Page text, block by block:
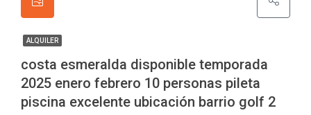
ALQUILER
costa esmeralda disponible temporada
2025 enero febrero 10 personas pileta
piscina excelente ubicación barrio golf 2